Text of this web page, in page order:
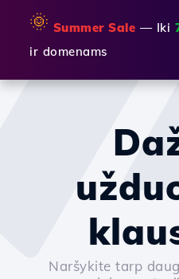
🌞 Summer Sale — Iki
ir domenams
Naršykite tarp